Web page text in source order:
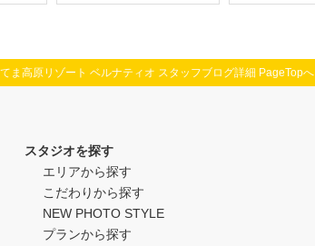
ま高原リゾート ベルナティオ スタッフブログ詳細 PageTopへ
スタジオを探す
エリアから探す
こだわりから探す
NEW PHOTO STYLE
プランから探す